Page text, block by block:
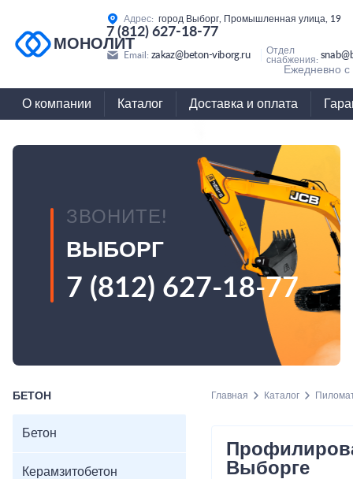
МОНОЛИТ
Адрес: город Выборг, Промышленная улица, 19
7 (812) 627-18-77
Email: zakaz@beton-viborg.ru
Отдел
снабжения:
Ежедневно
О компании Каталог Доставка и оплата
ЗВОНИТЕ!
ВЫБОРГ
7 (812) 627-18-77
БЕТОН
Бетон
Керамзитобетон
Главная Каталог
Выборге